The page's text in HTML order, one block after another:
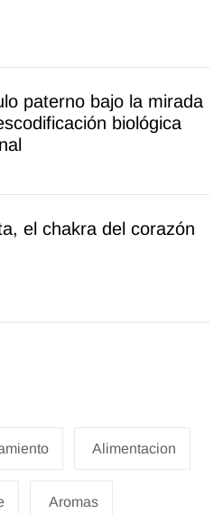
paterno bajo la mirada
biológica
el chakra del corazón
Alimentacion
Aromas